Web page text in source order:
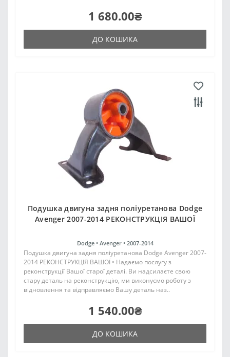
1 680.00₴
ДО КОШИКА
Подушка двигуна задня поліуретанова Dodge
Avenger 2007-2014 РЕКОНСТРУКЦІЯ ВАШОЇ
Dodge • Avenger • 2007-2014
Подушка двигуна задня поліуретанова Dodge Avenger 2007-
2014 РЕКОНСТРУКЦІЯ ВАШОЇ • Надаємо послугу з
реконструкції Вашої старої деталі. Ви надсилаєте свою
стару деталь на реконструкцію, ми виконуємо роботу з
відновлення та відправляємо Вашу деталь наз..
1 540.00₴
ДО КОШИКА